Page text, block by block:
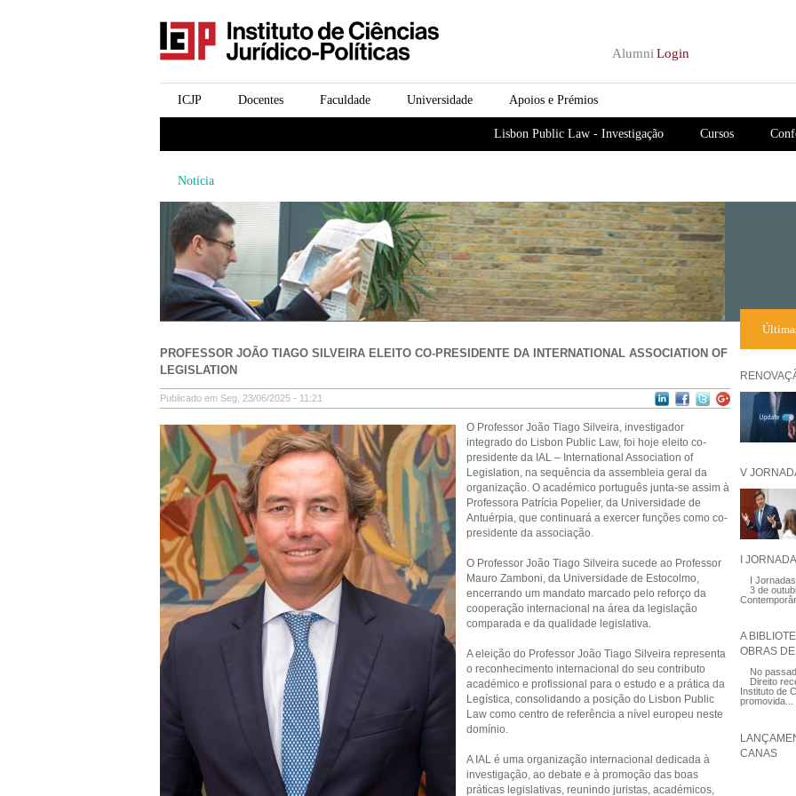
icjp
Alumni Login
menu-institucional Apoios e Prémios
Universidade
Faculdade
Docentes
ICJP
Cursos
Lisbon Public Law - Investigação
Notícia
PROFESSOR JOÃO TIAGO SILVEIRA ELEITO CO-PRESIDENTE DA INTERNATIONAL ASSOCIATION OF
LEGISLATION
Publicado em Seg, 23/06/2025 - 11:21
O Professor João Tiago Silveira, investigador
integrado do Lisbon Public Law, foi hoje eleito co-
presidente da IAL – International Association of
Legislation, na sequência da assembleia geral da
organização. O académico português junta-se assim à
Professora Patrícia Popelier, da Universidade de
Antuérpia, que continuará a exercer funções como co-
presidente da associação.
O Professor João Tiago Silveira sucede ao Professor
Mauro Zamboni, da Universidade de Estocolmo,
encerrando um mandato marcado pelo reforço da
cooperação internacional na área da legislação
comparada e da qualidade legislativa.
A eleição do Professor João Tiago Silveira representa
o reconhecimento internacional do seu contributo
académico e profissional para o estudo e a prática da
Legística, consolidando a posição do Lisbon Public
Law como centro de referência a nível europeu neste
domínio.
A IAL é uma organização internacional dedicada à
investigação, ao debate e à promoção das boas
práticas legislativas, reunindo juristas, académicos,
V
I
I
3 de
A
OBRAS
No
Direito
Instituto de
promovida...
CANAS